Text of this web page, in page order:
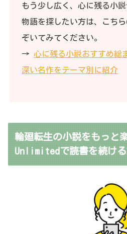
もう少し広く、心に残る小
物語を探したい方は、こち
ぞいてみてください。
→ 心に残る小説おすすめ総
深い名作をテーマ別に紹介
輪廻転生の小説をもっと
Unlimitedで読書を続け